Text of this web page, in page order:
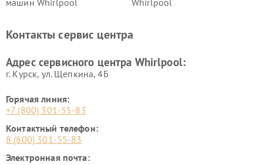
машин Whirlpool
Whirlpool
Контакты сервис центра
Адрес сервисного центра Whirlpool:
г. Курск, ул. Щепкина, 4Б
Горячая линия:
+7 (800) 301-55-83
Контактный телефон:
8 (800) 301-55-83
Электронная почта: